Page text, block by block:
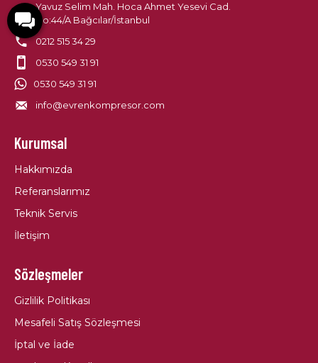
Yavuz Selim Mah. Hoca Ahmet Yesevi Cad.
No:44/A Bağcılar/İstanbul
0212 515 34 29
0530 549 31 91
0530 549 31 91
info@evrenkompresor.com
Kurumsal
Hakkımızda
Referanslarımız
Teknik Servis
İletişim
Sözleşmeler
Gizlilik Politikası
Mesafeli Satış Sözleşmesi
İptal ve İade